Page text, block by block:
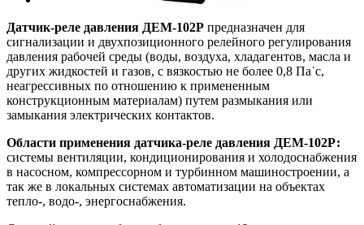
Датчик-реле давления ДЕМ-102Р предназначен для
сигнализации и двухпозиционного релейного регулирования
давления рабочей среды (воды, воздуха, хладагентов, масла и
других жидкостей и газов, с вязкостью не более 0,8 Па˙с,
неагрессивных по отношению к примененным
конструкционным материалам) путем размыкания или
замыкания электрических контактов.
Области применения датчика-реле давления ДЕМ-102Р:
системы вентиляции, кондиционирования и холодоснабжения
в насосном, компрессорном и турбинном машиностроении, а
так же в локальных системах автоматизации на объектах
тепло-, водо-, энергоснабжения.